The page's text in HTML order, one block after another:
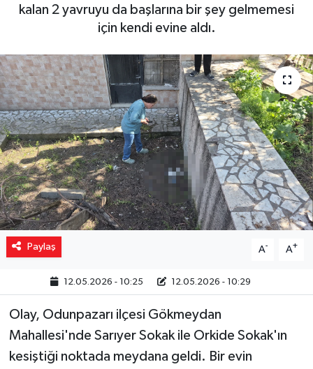
kalan 2 yavruyu da başlarına bir şey gelmemesi
için kendi evine aldı.
Paylaş A- A+
12.05.2026 - 10:25 12.05.2026 - 10:29
Olay, Odunpazarı ilçesi Gökmeydan
Mahallesi'nde Sarıyer Sokak ile Orkide Sokak'ın
kesiştiği noktada meydana geldi. Bir evin
Resmi ilanlar